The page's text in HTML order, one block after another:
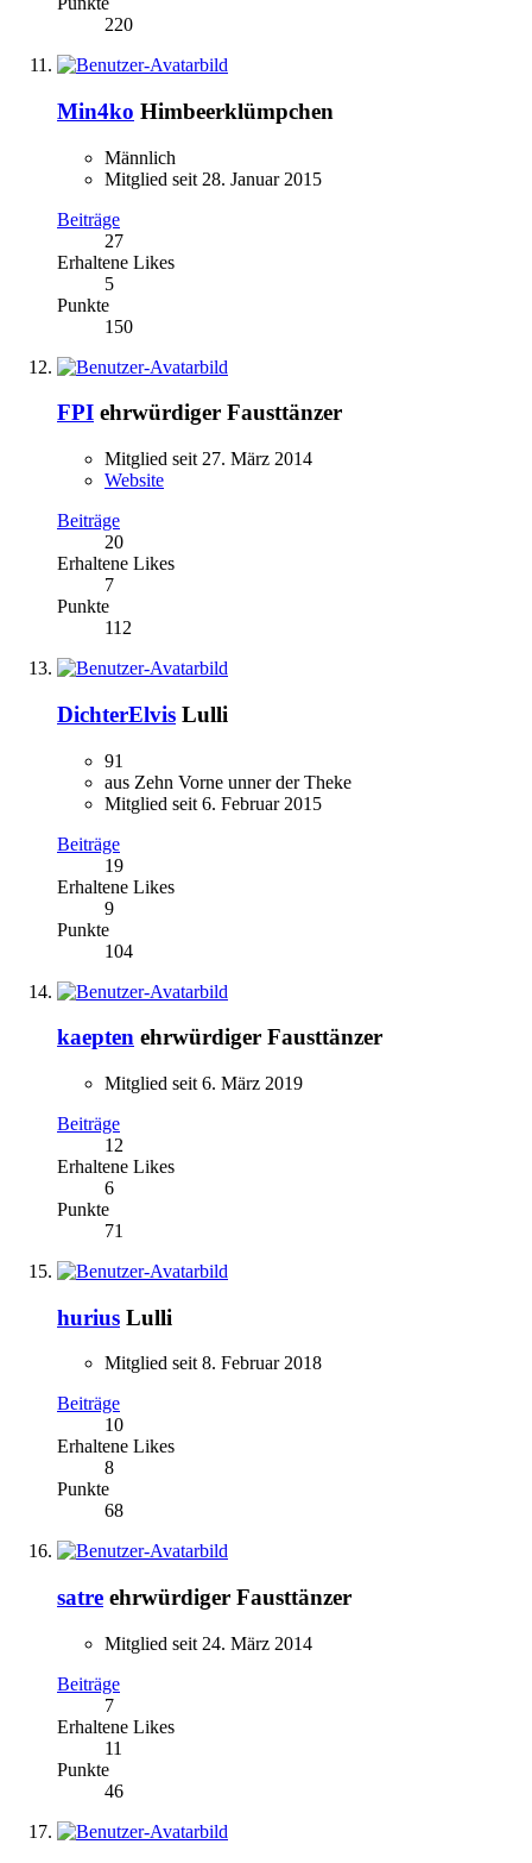
220
Min4ko Himbeerklümpchen
Männlich
Mitglied seit 28. Januar 2015
Beiträge
27
Erhaltene Likes
5
Punkte
150
FPI ehrwürdiger Fausttänzer
Mitglied seit 27. März 2014
Website
Beiträge
20
Erhaltene Likes
7
Punkte
112
DichterElvis Lulli
91
aus Zehn Vorne unner der Theke
Mitglied seit 6. Februar 2015
Beiträge
19
Erhaltene Likes
9
Punkte
104
kaepten ehrwürdiger Fausttänzer
Mitglied seit 6. März 2019
Beiträge
12
Erhaltene Likes
6
Punkte
71
hurius Lulli
Mitglied seit 8. Februar 2018
Beiträge
10
Erhaltene Likes
8
Punkte
68
satre ehrwürdiger Fausttänzer
Mitglied seit 24. März 2014
Beiträge
7
Erhaltene Likes
11
Punkte
46